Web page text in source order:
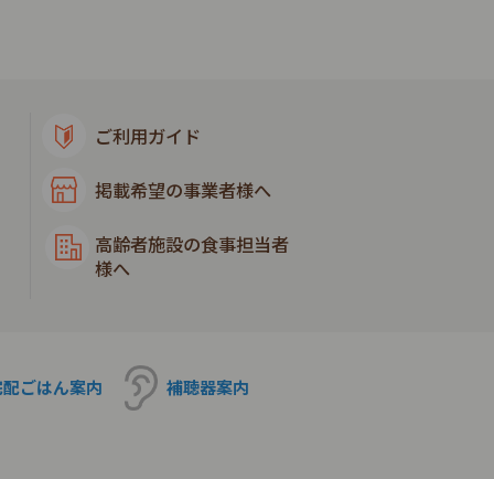
ご利用ガイド
掲載希望の事業者様へ
高齢者施設の食事担当者
様へ
ごはん案内 補聴器案内